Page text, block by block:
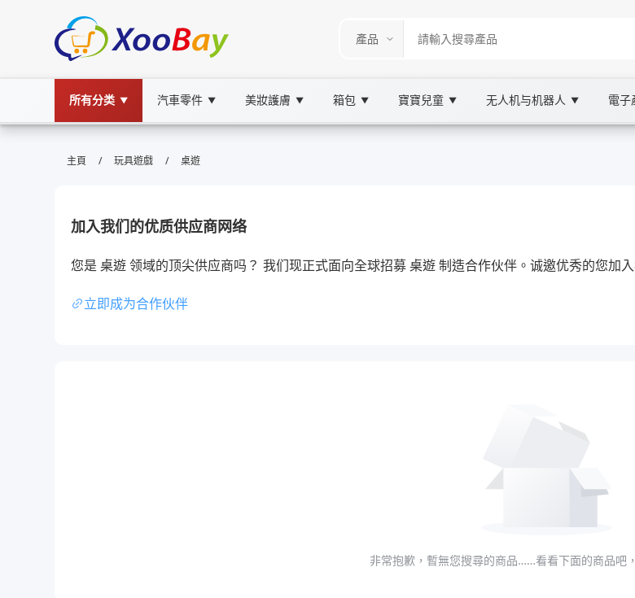
所有分类 ▼ 汽車零件 ▼ 美妝護膚 ▼ 箱包 ▼ 寶寶兒童 ▼ 无人机与机器人 ▼ 電子
桌遊 | XOOBAY B2B/B2C Marketplace
主頁 / 玩具遊戲 / 桌遊
加入我们的优质供应商网络
您是 桌遊 领域的顶尖供应商吗？ 我们现正式面向全球招募 桌遊 制造合作伙伴。诚邀优秀的您加
立即成为合作伙伴
非常抱歉，暫無您搜尋的商品……看看下面的商品吧